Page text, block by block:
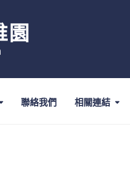
園
聯絡我們 相關連結